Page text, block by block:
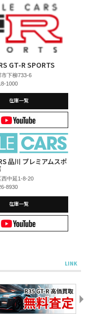
GT-R SPORTS
市下柳733-6
1000
在庫一覧
品川 プレミアムスポ
西中延1-8-20
8930
在庫一覧